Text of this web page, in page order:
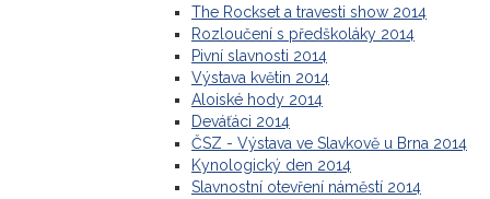
The Rockset a travesti show 2014
Rozloučení s předškoláky 2014
Pivní slavnosti 2014
Výstava květin 2014
Aloiské hody 2014
Deváťáci 2014
ČSZ - Výstava ve Slavkově u Brna 2014
Kynologický den 2014
Slavnostní otevření náměstí 2014